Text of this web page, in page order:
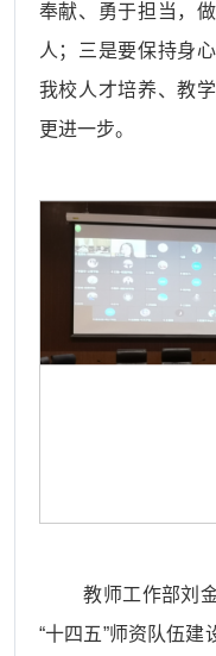
奉献、勇于担当，
人；三是要保持身
我校人才培养、教
更进一步。
教师工作部刘
“十四五”师资队伍